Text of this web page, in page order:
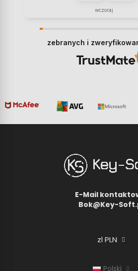
wczoraj
zebranych i
E-Mail
Bok@Key-
zl PLN
Polski